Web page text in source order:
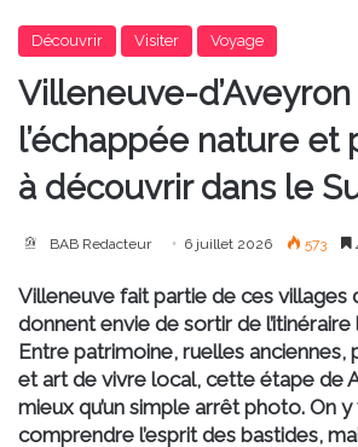
Découvrir Visiter Voyage
Villeneuve-d’Aveyron
l’échappée nature et
à découvrir dans le
BAB Redacteur 6 juillet 2026 573
Villeneuve fait partie de ces villages
donnent envie de sortir de
Entre patrimoine, ruelles anciennes,
et art de vivre local, cette étape de
mieux qu’un simple arrêt photo. On
comprendre l’esprit des bastides,